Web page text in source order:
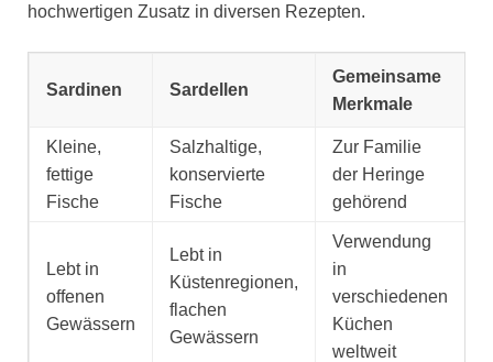
hochwertigen Zusatz in diversen Rezepten.
Sardinen Sardellen
Gemeinsame
Merkmale
Kleine,
fettige
Fische
Salzhaltige,
konservierte
Fische
Zur Familie
der Heringe
gehörend
Lebt in
offenen
Gewässern
Lebt in
Küstenregionen,
flachen
Gewässern
Verwendung
in
verschiedenen
Küchen
weltweit